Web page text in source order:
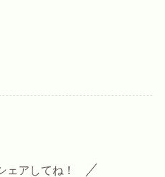
ェアしてね！